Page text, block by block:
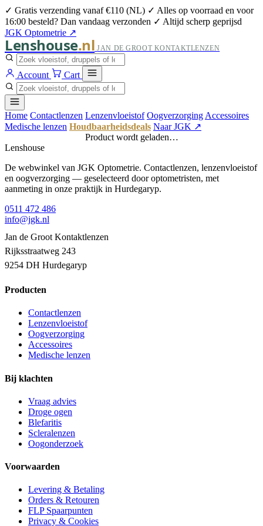
✓ Gratis verzending vanaf €110 (NL) ✓ Alles op voorraad en voor
16:00 besteld? Dan vandaag verzonden ✓ Altijd scherp geprijsd
JGK Optometrie ↗
Lenshouse.nl JAN DE GROOT KONTAKTLENZEN
Account Cart
Home Contactlenzen Lenzenvloeistof Oogverzorging Accessoires
Medische lenzen Houdbaarheidsdeals Naar JGK ↗
Product wordt geladen…
Lenshouse
De webwinkel van JGK Optometrie. Contactlenzen, lenzenvloeistof
en oogverzorging — geselecteerd door optometristen, met
aanmeting in onze praktijk in Hurdegaryp.
0511 472 486
info@jgk.nl
Jan de Groot Kontaktlenzen
Rijksstraatweg 243
9254 DH Hurdegaryp
Producten
Contactlenzen
Lenzenvloeistof
Oogverzorging
Accessoires
Medische lenzen
Bij klachten
Vraag advies
Droge ogen
Blefaritis
Scleralenzen
Oogonderzoek
Voorwaarden
Levering & Betaling
Orders & Retouren
FLP Spaarpunten
Privacy & Cookies